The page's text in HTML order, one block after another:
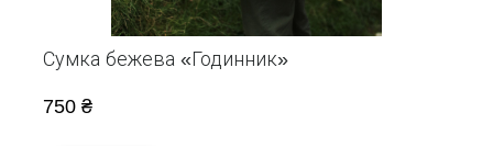
Сумка бежева «Годинник»
750 ₴